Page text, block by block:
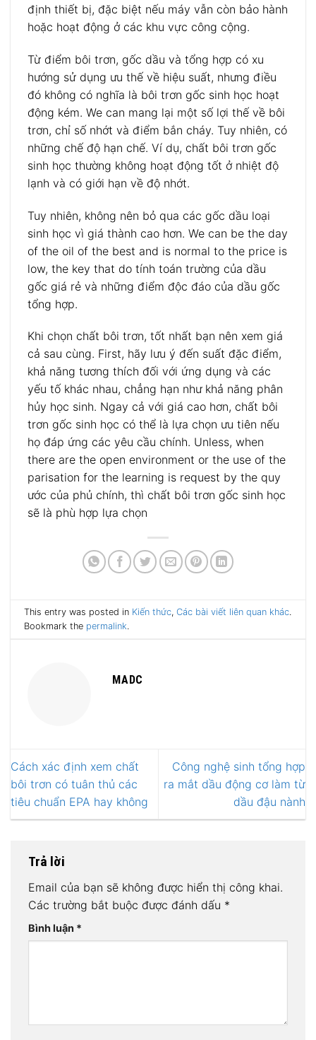
định thiết bị, đặc biệt nếu máy vẫn còn bảo hành
hoặc hoạt động ở các khu vực công cộng.
Từ điểm bôi trơn, gốc dầu và tổng hợp có xu
hướng sử dụng ưu thế về hiệu suất, nhưng điều
đó không có nghĩa là bôi trơn gốc sinh học hoạt
động kém. We can mang lại một số lợi thế về bôi
trơn, chỉ số nhớt và điểm bắn cháy. Tuy nhiên, có
những chế độ hạn chế. Ví dụ, chất bôi trơn gốc
sinh học thường không hoạt động tốt ở nhiệt độ
lạnh và có giới hạn về độ nhớt.
Tuy nhiên, không nên bỏ qua các gốc dầu loại
sinh học vì giá thành cao hơn. We can be the day
of the oil of the best and is normal to the price is
low, the key that do tính toán trường của dầu
gốc giá rẻ và những điểm độc đáo của dầu gốc
tổng hợp.
Khi chọn chất bôi trơn, tốt nhất bạn nên xem giá
cả sau cùng. First, hãy lưu ý đến suất đặc điểm,
khả năng tương thích đối với ứng dụng và các
yếu tố khác nhau, chẳng hạn như khả năng phân
hủy học sinh. Ngay cả với giá cao hơn, chất bôi
trơn gốc sinh học có thể là lựa chọn ưu tiên nếu
họ đáp ứng các yêu cầu chính. Unless, when
there are the open environment or the use of the
parisation for the learning is request by the quy
ước của phủ chính, thì chất bôi trơn gốc sinh học
sẽ là phù hợp lựa chọn
This entry was posted in Kiến thức,Các bài viết liên quan khác.
Bookmark the permalink.
MADC
Cách xác định xem chất
bôi trơn có tuân thủ các
tiêu chuẩn EPA hay không
Công nghệ sinh tổng hợp
ra mắt dầu động cơ làm từ
dầu đậu nành
Trả lời
Email của bạn sẽ không được hiển thị công khai.
Các trường bắt buộc được đánh dấu *
Bình luận *